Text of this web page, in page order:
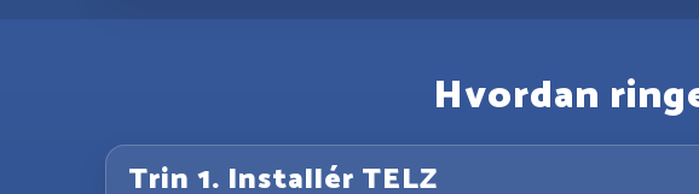
Hvordan
Trin 1. Installér TELZ